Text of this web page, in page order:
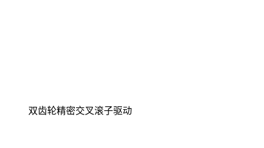
双齿轮精密交叉滚子驱动